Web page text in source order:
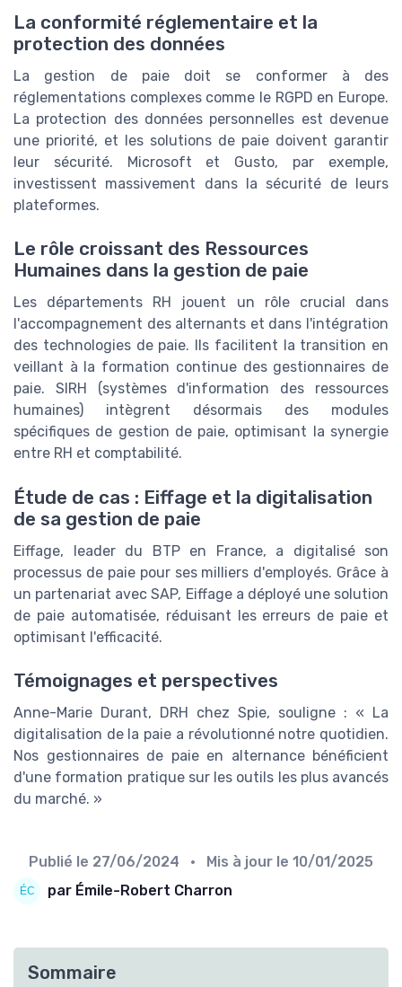
La conformité réglementaire et la
protection des données
La gestion de paie doit se conformer à des
réglementations complexes comme le RGPD en Europe.
La protection des données personnelles est devenue
une priorité, et les solutions de paie doivent garantir
leur sécurité. Microsoft et Gusto, par exemple,
investissent massivement dans la sécurité de leurs
plateformes.
Le rôle croissant des Ressources
Humaines dans la gestion de paie
Les départements RH jouent un rôle crucial dans
l'accompagnement des alternants et dans l'intégration
des technologies de paie. Ils facilitent la transition en
veillant à la formation continue des gestionnaires de
paie. SIRH (systèmes d'information des ressources
humaines) intègrent désormais des modules
spécifiques de gestion de paie, optimisant la synergie
entre RH et comptabilité.
Étude de cas : Eiffage et la digitalisation
de sa gestion de paie
Eiffage, leader du BTP en France, a digitalisé son
processus de paie pour ses milliers d'employés. Grâce à
un partenariat avec SAP, Eiffage a déployé une solution
de paie automatisée, réduisant les erreurs de paie et
optimisant l'efficacité.
Témoignages et perspectives
Anne-Marie Durant, DRH chez Spie, souligne : « La
digitalisation de la paie a révolutionné notre quotidien.
Nos gestionnaires de paie en alternance bénéficient
d'une formation pratique sur les outils les plus avancés
du marché. »
Publié le 27/06/2024 • Mis à jour le 10/01/2025
par Émile-Robert Charron
Sommaire